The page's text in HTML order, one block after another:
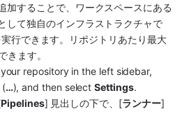
加することで、ワークスペースにある
して独自のインフラストラクチャで
行できます。リポジトリあたり最大
きます。
repository in the left sidebar,
…), and then select Settings.
Pipelines] 見出しの下で、[ランナー]